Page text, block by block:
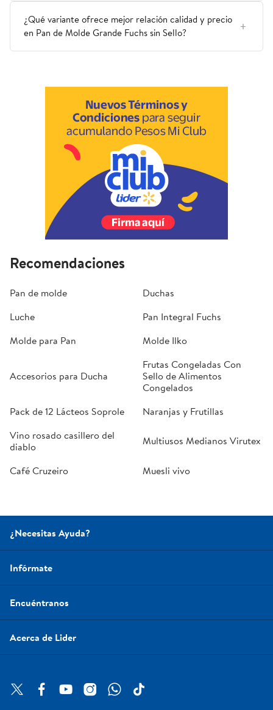
¿Qué variante ofrece mejor relación calidad y precio
en Pan de Molde Grande Fuchs sin Sello?
Recomendaciones
Pan de molde
Duchas
Luche
Pan Integral Fuchs
Molde para Pan
Molde Ilko
Accesorios para Ducha
Frutas Congeladas Con
Sello de Alimentos
Congelados
Pack de 12 Lácteos Soprole
Naranjas y Frutillas
Vino rosado casillero del
diablo
Multiusos Medianos Virutex
Café Cruzeiro Muesli vivo
¿Necesitas Ayuda?
Infórmate
Encuéntranos
Acerca de Lider